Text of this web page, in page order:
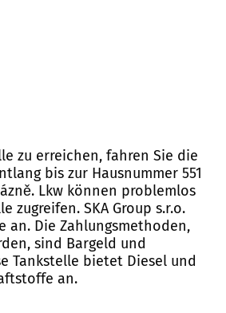
zu erreichen, fahren Sie die
bis zur Hausnummer 551
Lkw können problemlos
zugreifen. SKA Group s.r.o.
an. Die Zahlungsmethoden,
sind Bargeld und
Tankstelle bietet Diesel und
an.